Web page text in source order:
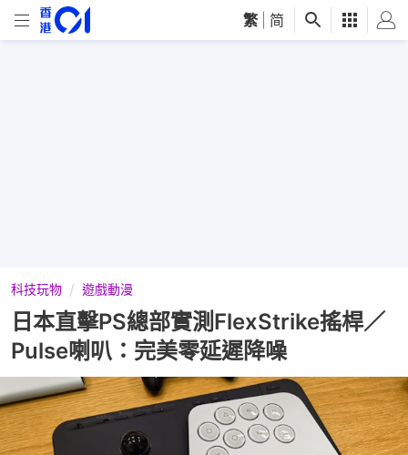
繁 简
科技玩物 遊戲動漫
日本直擊PS總部實測FlexStrike搖桿／
Pulse喇叭：完美零延遲降噪